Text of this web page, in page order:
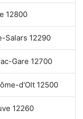
12800
Salars 12290
Gare 12700
d'Olt 12500
12260